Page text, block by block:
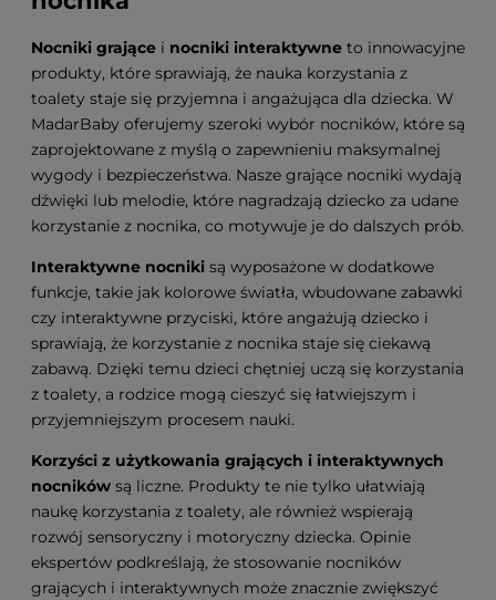
Nocniki grające i nocniki interaktywne to innowacyjne
produkty, które sprawiają, że nauka korzystania z
toalety staje się przyjemna i angażująca dla dziecka. W
MadarBaby oferujemy szeroki wybór nocników, które są
zaprojektowane z myślą o zapewnieniu maksymalnej
wygody i bezpieczeństwa. Nasze grające nocniki wydają
dźwięki lub melodie, które nagradzają dziecko za udane
korzystanie z nocnika, co motywuje je do dalszych prób.
Interaktywne nocniki są wyposażone w dodatkowe
funkcje, takie jak kolorowe światła, wbudowane zabawki
czy interaktywne przyciski, które angażują dziecko i
sprawiają, że korzystanie z nocnika staje się ciekawą
zabawą. Dzięki temu dzieci chętniej uczą się korzystania
z toalety, a rodzice mogą cieszyć się łatwiejszym i
przyjemniejszym procesem nauki.
Korzyści z użytkowania grających i interaktywnych
nocników są liczne. Produkty te nie tylko ułatwiają
naukę korzystania z toalety, ale również wspierają
rozwój sensoryczny i motoryczny dziecka. Opinie
ekspertów podkreślają, że stosowanie nocników
grających i interaktywnych może znacznie zwiększyć